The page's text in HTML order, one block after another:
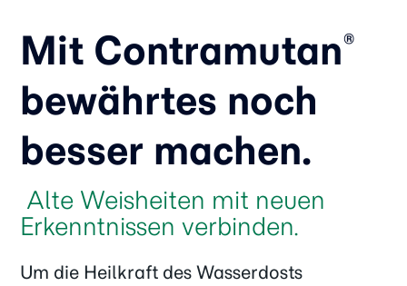
Mit Contramutan®
bewährtes noch
besser machen.
Alte Weisheiten mit neuen
Erkenntnissen verbinden.
Um die Heilkraft des Wasserdosts